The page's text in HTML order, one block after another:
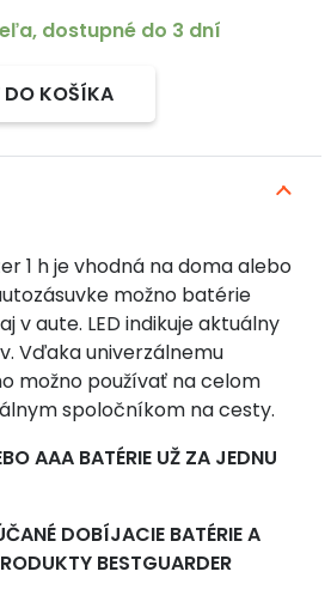
dostupné do 3 dní
DO KOŠÍKA
1 h je vhodná na doma alebo
možno batérie
v aute. LED indikuje aktuálny
Vďaka univerzálnemu
možno používať na celom
spoločníkom na cesty.
AAA BATÉRIE UŽ ZA JEDNU
DOBÍJACIE BATÉRIE A
BESTGUARDER